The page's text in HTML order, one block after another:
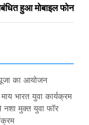
हुआ मोबाइल फोन
पूजा का आयोजन
भारत युवा कार्यक्रम
मुक्त युवा फॉर